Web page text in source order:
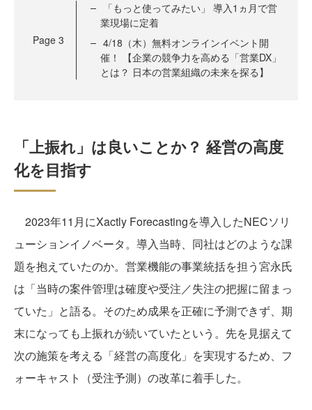
Page 3
「もっと使ってみたい」 導入1ヵ月で営
業現場に定着
4/18（木）無料オンラインイベント開
催！ 【企業の競争力を高める「営業DX」
とは？ 日本の営業組織の未来を探る】
「上振れ」は良いことか？ 経営の高度
化を目指す
2023年11月にXactly Forecastingを導入したNECソリ
ューションイノベータ。導入当時、同社はどのような課
題を抱えていたのか。営業機能の事業統括を担う宮永氏
は「当時の案件管理は確度や受注／失注の把握に留まっ
ていた」と語る。そのため成果を正確に予測できず、期
末になっても上振れが続いていたという。先を見据えて
次の施策を考える「経営の高度化」を実現するため、フ
ォーキャスト（受注予測）の改革に着手した。